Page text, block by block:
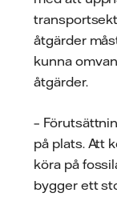
åtgärder
kunna
åtgärder.
–
på plats. Att
köra på
bygger ett